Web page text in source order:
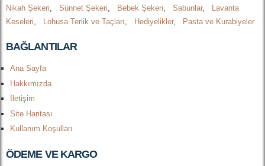
Nikah Şekeri Sünnet Şekeri Bebek Şekeri Sabunlar,
Lavanta
Keseleri
Lohusa Terlik ve Taçları Hediyelikler, Pasta ve Kurabiyeler
BAĞLANTILAR
Ana Sayfa
Hakkımızda
İletişim
Site Haritası
Kullanım Koşulları
ÖDEME VE KARGO